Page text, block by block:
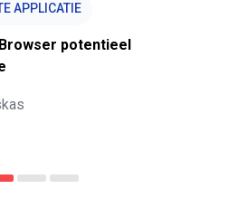
APPLICATIE
potentieel